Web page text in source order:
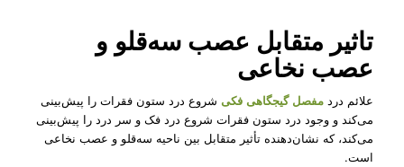
تاثیر متقابل عصب سه‌قلو و
عصب نخاعی
علائم درد مفصل گیجگاهی فکی شروع درد ستون فقرات را پیش‌بینی
می‌کند و وجود درد ستون فقرات شروع درد فک و سر درد را پیش‌بینی
می‌کند، که نشان‌دهنده تأثیر متقابل بین ناحیه سه‌قلو و عصب‌ نخاعی
است.